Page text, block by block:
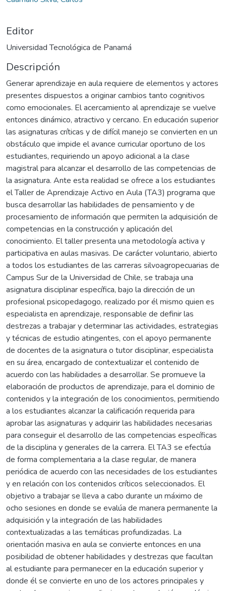
Editor
Universidad Tecnológica de Panamá
Descripción
Generar aprendizaje en aula requiere de elementos y actores
presentes dispuestos a originar cambios tanto cognitivos
como emocionales. El acercamiento al aprendizaje se vuelve
entonces dinámico, atractivo y cercano. En educación superior
las asignaturas críticas y de difícil manejo se convierten en un
obstáculo que impide el avance curricular oportuno de los
estudiantes, requiriendo un apoyo adicional a la clase
magistral para alcanzar el desarrollo de las competencias de
la asignatura. Ante esta realidad se ofrece a los estudiantes
el Taller de Aprendizaje Activo en Aula (TA3) programa que
busca desarrollar las habilidades de pensamiento y de
procesamiento de información que permiten la adquisición de
competencias en la construcción y aplicación del
conocimiento. El taller presenta una metodología activa y
participativa en aulas masivas. De carácter voluntario, abierto
a todos los estudiantes de las carreras silvoagropecuarias de
Campus Sur de la Universidad de Chile, se trabaja una
asignatura disciplinar específica, bajo la dirección de un
profesional psicopedagogo, realizado por él mismo quien es
especialista en aprendizaje, responsable de definir las
destrezas a trabajar y determinar las actividades, estrategias
y técnicas de estudio atingentes, con el apoyo permanente
de docentes de la asignatura o tutor disciplinar, especialista
en su área, encargado de contextualizar el contenido de
acuerdo con las habilidades a desarrollar. Se promueve la
elaboración de productos de aprendizaje, para el dominio de
contenidos y la integración de los conocimientos, permitiendo
a los estudiantes alcanzar la calificación requerida para
aprobar las asignaturas y adquirir las habilidades necesarias
para conseguir el desarrollo de las competencias específicas
de la disciplina y generales de la carrera. El TA3 se efectúa
de forma complementaria a la clase regular, de manera
periódica de acuerdo con las necesidades de los estudiantes
y en relación con los contenidos críticos seleccionados. El
objetivo a trabajar se lleva a cabo durante un máximo de
ocho sesiones en donde se evalúa de manera permanente la
adquisición y la integración de las habilidades
contextualizadas a las temáticas profundizadas. La
orientación masiva en aula se convierte entonces en una
posibilidad de obtener habilidades y destrezas que facultan
al estudiante para permanecer en la educación superior y
donde él se convierte en uno de los actores principales y